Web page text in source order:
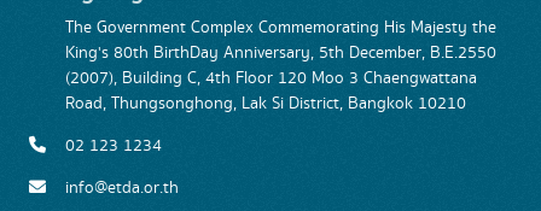
The Government Complex Commemorating His Majesty the
King's 80th BirthDay Anniversary, 5th December, B.E.2550
(2007), Building C, 4th Floor 120 Moo 3 Chaengwattana
Road, Thungsonghong, Lak Si District, Bangkok 10210
02 123 1234
info@etda.or.th